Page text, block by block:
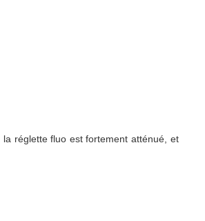
réglette fluo est fortement atténué, et